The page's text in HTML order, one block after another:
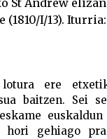
St Andrew
(1810/I/13).
lotura ere
baitzen. Sei
hori gehiago